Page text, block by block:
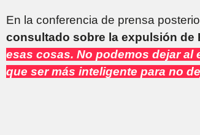
En la conferencia de prensa
consultado sobre la expulsión de
esas cosas. No podemos dejar
que ser más inteligente para no